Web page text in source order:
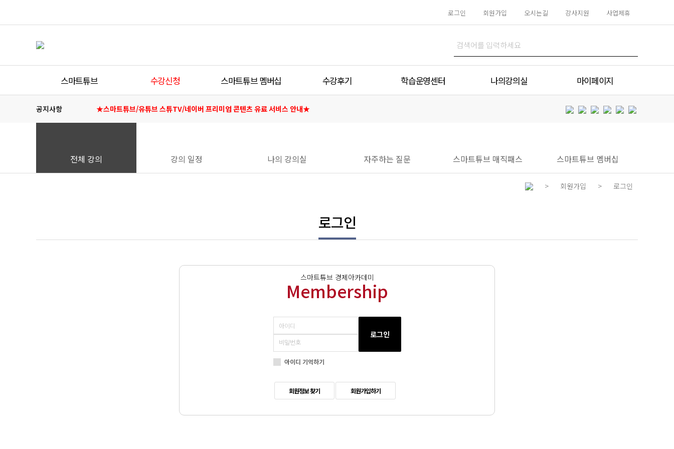
로그인 회원가입 오시는길 강사지원 사업제휴
스마트튜브 수강신청
전체 강의
스마트튜브 매직패스
무료 강의
스마트튜브 멤버십
스마트튜브 멤버십
멤버십 콘텐츠
멤버십 자료실
수강후기 학습운영센터
부동산 핫이슈
나의강의실 마이페이지
주문내역
쿠폰함
공지사항 ★스마트튜브/유튜브 스튜TV/네이버 프리미엄 콘텐츠 유료 서비스 안내★
전체 강의 강의 일정 나의 강의실 자주하는 질문 스마트튜브 매직패스 스마트튜브 멤버십
> 회원가입 > 로그인
로그인
스마트튜브 경제아카데미
Membership
로그인
아이디 기억하기
회원정보 찾기 회원가입하기